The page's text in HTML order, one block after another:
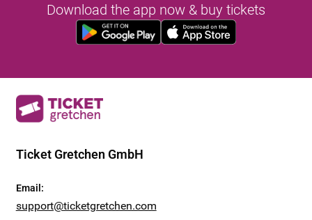
Download the app now & buy tickets
Ticket Gretchen GmbH
Email :
support@ticketgretchen.com